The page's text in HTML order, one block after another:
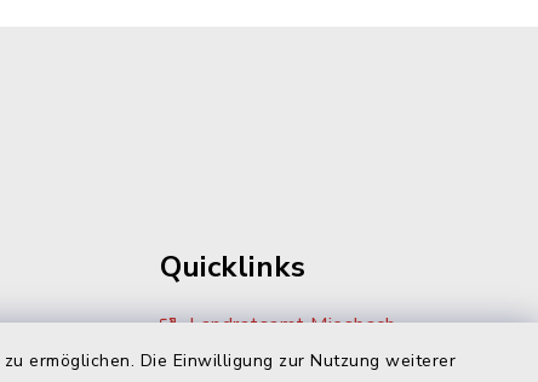
ermöglichen. Die Einwilligung zur Nutzung weiterer
Quicklinks
Landratsamt Miesbach